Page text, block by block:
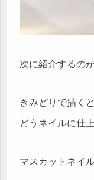
次に紹介するの
きみどりで描く
どうネイルに仕
マスカットネイ